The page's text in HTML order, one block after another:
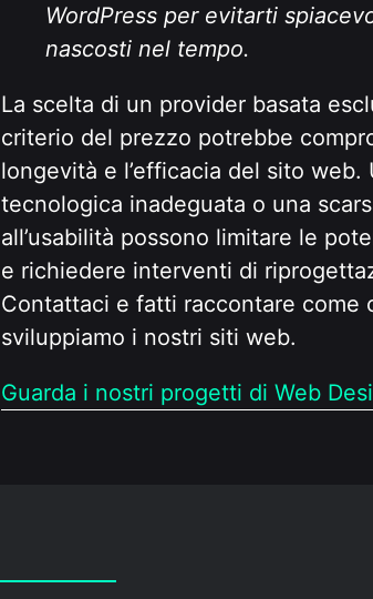
WordPress per evitarti
nascosti nel tempo.
La scelta di un provider basata
criterio del prezzo potrebbe
longevità e l’efficacia del sito web.
tecnologica inadeguata o una
all’usabilità possono limitare le
e richiedere interventi di
Contattaci e fatti raccontare come
sviluppiamo i nostri siti web.
Guarda i nostri progetti di Web